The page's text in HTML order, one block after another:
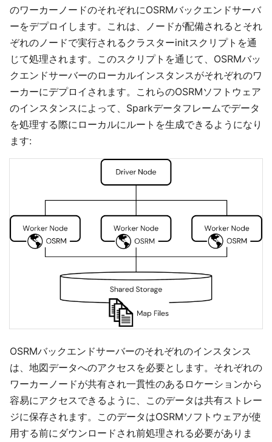
のワーカーノードのそれぞれにOSRMバックエンドサーバ
ーをデプロイします。これは、ノードが配備されるとそれ
ぞれのノードで実行されるクラスターinitスクリプトを通
じて処理されます。このスクリプトを通じて、OSRMバッ
クエンドサーバーのローカルインスタンスがそれぞれのワ
ーカーにデプロイされます。これらのOSRMソフトウェア
のインスタンスによって、Sparkデータフレームでデータ
を処理する際にローカルにルートを生成できるようになり
ます:
OSRMバックエンドサーバーのそれぞれのインスタンス
は、地図データへのアクセスを必要とします。それぞれの
ワーカーノードが共有され一貫性のあるロケーションから
容易にアクセスできるように、このデータは共有ストレー
ジに保存されます。このデータはOSRMソフトウェアが使
用する前にダウンロードされ前処理される必要がありま